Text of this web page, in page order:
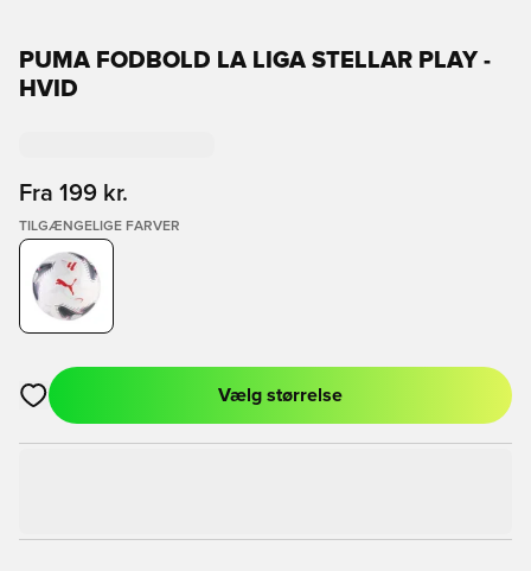
PUMA FODBOLD LA LIGA STELLAR PLAY -
HVID
Fra 199 kr.
TILGÆNGELIGE FARVER
Åbner en Modal til at logge ind eller tilmelde dig som medlem
Vælg størrelse